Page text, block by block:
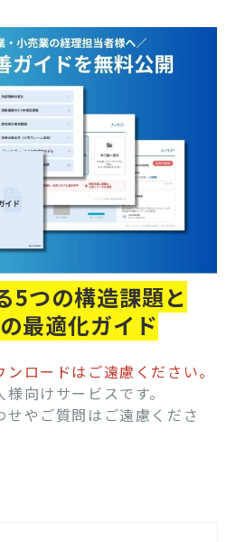
5つの構造課題と
最適化ガイド
ロードはご遠慮ください。
向けサービスです。
やご質問はご遠慮くださ